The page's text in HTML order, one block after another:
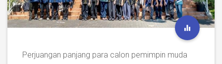
Perjuangan panjang para calon pemimpin muda